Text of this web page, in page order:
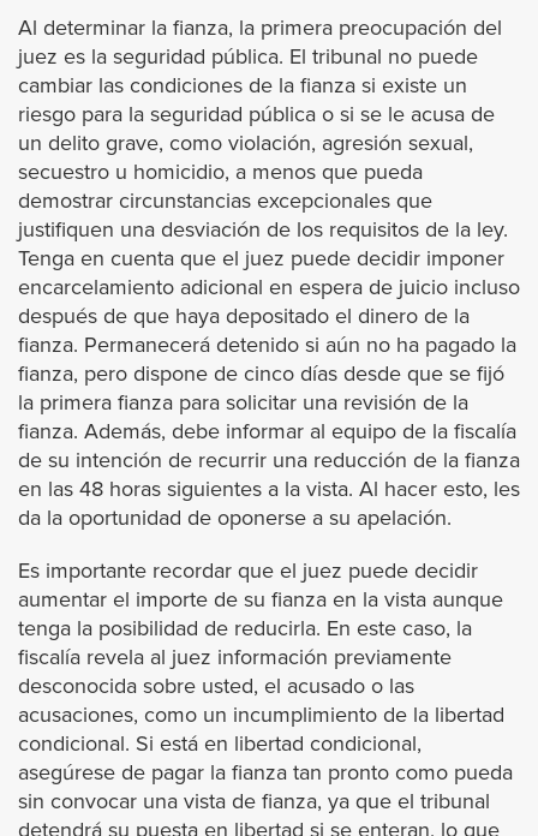
Orange
Orange County Warrants
San Clemente
Santa Ana
Tustin
Westminster
Yorba Linda
Riverside
Beaumont
Blythe
Calimesa
Canyon Lake
Al determinar la fianza, la primera preocupación del
juez es la seguridad pública. El tribunal no puede
cambiar las condiciones de la fianza si existe un
riesgo para la seguridad pública o si se le acusa de
un delito grave, como violación, agresión sexual,
secuestro u homicidio, a menos que pueda
demostrar circunstancias excepcionales que
justifiquen una desviación de los requisitos de la ley.
Tenga en cuenta que el juez puede decidir imponer
encarcelamiento adicional en espera de juicio incluso
después de que haya depositado el dinero de la
fianza. Permanecerá detenido si aún no ha pagado la
fianza, pero dispone de cinco días desde que se fijó
la primera fianza para solicitar una revisión de la
fianza. Además, debe informar al equipo de la fiscalía
de su intención de recurrir una reducción de la fianza
en las 48 horas siguientes a la vista. Al hacer esto, les
da la oportunidad de oponerse a su apelación.
Es importante recordar que el juez puede decidir
aumentar el importe de su fianza en la vista aunque
tenga la posibilidad de reducirla. En este caso, la
fiscalía revela al juez información previamente
desconocida sobre usted, el acusado o las
acusaciones, como un incumplimiento de la libertad
condicional. Si está en libertad condicional,
asegúrese de pagar la fianza tan pronto como pueda
sin convocar una vista de fianza, ya que el tribunal
detendrá su puesta en libertad si se enteran, lo que